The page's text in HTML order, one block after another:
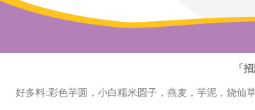
「招
好多料:彩色芋圆，小白糯米圆子，燕麦，芋泥，烧仙草